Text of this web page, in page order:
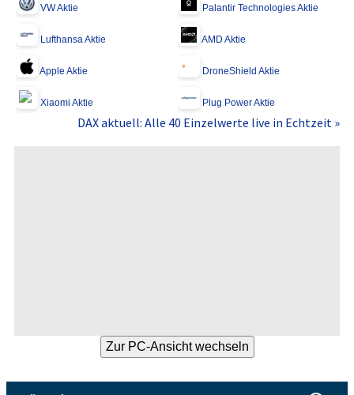
VW Aktie Palantir Technologies Aktie
Lufthansa Aktie AMD Aktie
Apple Aktie DroneShield Aktie
Xiaomi Aktie Plug Power Aktie
DAX aktuell: Alle 40 Einzelwerte live in Echtzeit »